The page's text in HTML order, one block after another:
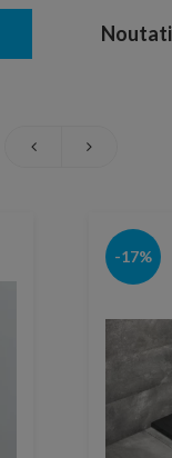
Noutati
-17%